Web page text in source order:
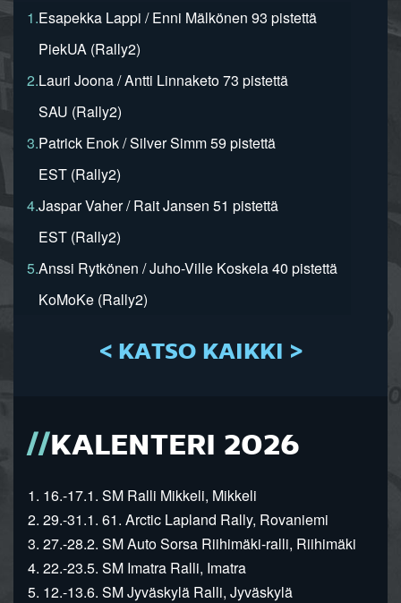
1.Esapekka Lappi / Enni Mälkönen 93 pistettä
PiekUA (Rally2)
2.Lauri Joona / Antti Linnaketo 73 pistettä
SAU (Rally2)
3.Patrick Enok / Silver Simm 59 pistettä
EST (Rally2)
4.Jaspar Vaher / Rait Jansen 51 pistettä
EST (Rally2)
5.Anssi Rytkönen / Juho-Ville Koskela 40 pistettä
KoMoKe (Rally2)
< KATSO KAIKKI >
KALENTERI 2026
1. 16.-17.1. SM Ralli Mikkeli, Mikkeli
2. 29.-31.1. 61. Arctic Lapland Rally, Rovaniemi
3. 27.-28.2. SM Auto Sorsa Riihimäki-ralli, Riihimäki
4. 22.-23.5. SM Imatra Ralli, Imatra
5. 12.-13.6. SM Jyväskylä Ralli, Jyväskylä